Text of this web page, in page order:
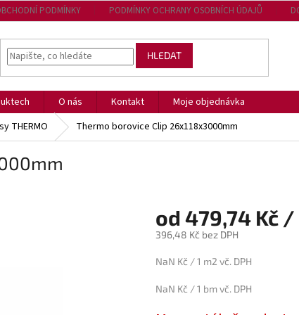
PODMÍNKY PODMÍNKY OCHRANY OSOBNÍCH ÚDAJŮ
HLEDAT
O nás Kontakt
Moje objednávka
THERMO Thermo borovice Clip 26x118x3000mm
od 479,74 Kč
396,48 Kč bez DPH
cena:
NaN Kč / 1 m2 vč. DPH
NaN Kč / 1 bm vč. DPH